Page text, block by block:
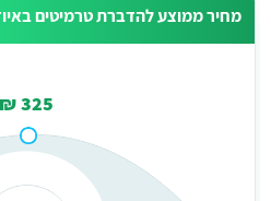
מחיר ממוצע להדברת טרמיטים
325 ₪